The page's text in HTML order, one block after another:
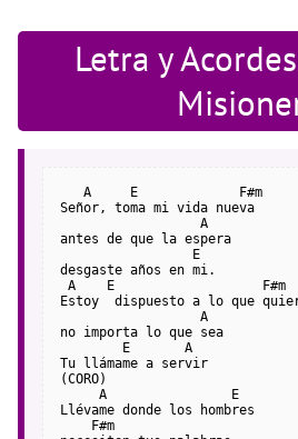
Letra y
   A     E             F#m
Señor, toma mi vida nueva
                  A
antes de que la espera
                 E
desgaste años en mi.
A    E                   F#m
Estoy  dispuesto a lo que
                  A
no importa lo que sea
        E       A
Tu llámame a servir
(CORO)
     A                E
Llévame donde los hombres
    F#m